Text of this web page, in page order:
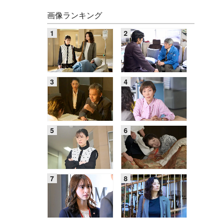
画像ランキング